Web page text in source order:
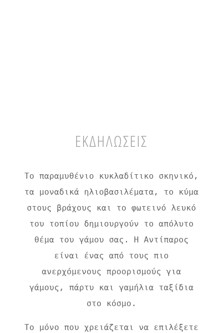
ΕΚΔΗΛΩΣΕΙΣ
Το παραμυθένιο κυκλαδίτικο σκηνικό,
τα μοναδικά ηλιοβασιλέματα, το κύμα
στους βράχους και το φωτεινό λευκό
του τοπίου δημιουργούν το απόλυτο
θέμα του γάμου σας. Η Αντίπαρος
είναι ένας από τους πιο
ανερχόμενους προορισμούς για
γάμους, πάρτυ και γαμήλια ταξίδια
στο κόσμο.
Το μόνο που χρειάζεται να επιλέξετε